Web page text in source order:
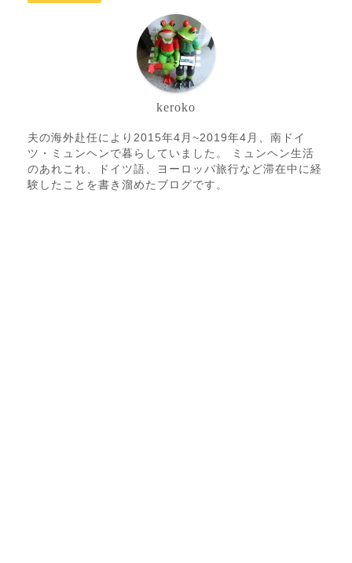
keroko
夫の海外赴任により2015年4月~2019年4月、南ドイ
ツ・ミュンヘンで暮らしていました。 ミュンヘン生活
のあれこれ、ドイツ語、ヨーロッパ旅行など滞在中に経
験したことを書き溜めたブログです。